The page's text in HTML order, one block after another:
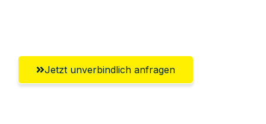
Jetzt unverbindlich anfragen